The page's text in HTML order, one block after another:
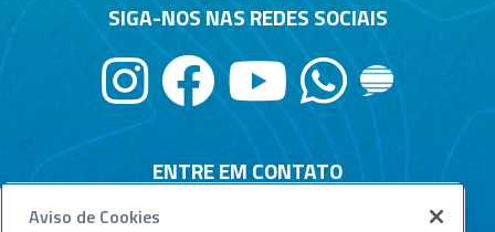
ENTRE EM CONTATO
Central de relacionamento
SIGA-NOS NAS REDES SOCIAIS
Aviso de Cookies